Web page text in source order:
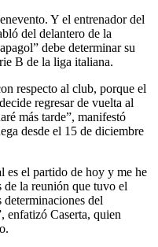
Y el entrenador del
del delantero de la
debe determinar su
B de la liga italiana.
respecto al club, porque el
regresar de vuelta al
más tarde”, manifestó
desde el 15 de diciembre
es el partido de hoy y me he
de la reunión que tuvo el
determinaciones del
enfatizó Caserta, quien